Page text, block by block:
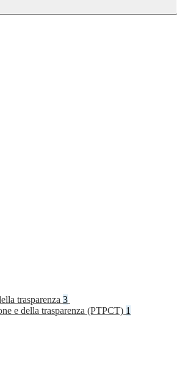
trasparenza 3
e della trasparenza (PTPCT) 1